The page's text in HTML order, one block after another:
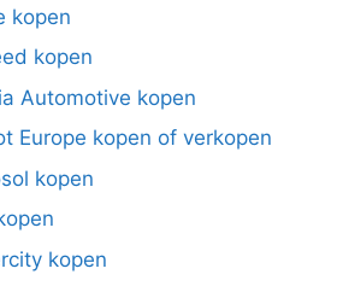
kopen
kopen
Automotive kopen
Europe kopen of verkopen
kopen
kopen